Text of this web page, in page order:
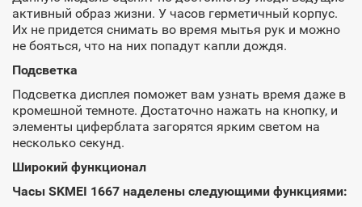
активный образ жизни. У часов герметичный корпус.
Их не придется снимать во время мытья рук и можно
не бояться, что на них попадут капли дождя.
Подсветка
Подсветка дисплея поможет вам узнать время даже в
кромешной темноте. Достаточно нажать на кнопку, и
элементы циферблата загорятся ярким светом на
несколько секунд.
Широкий функционал
Часы SKMEI 1667 наделены следующими функциями: